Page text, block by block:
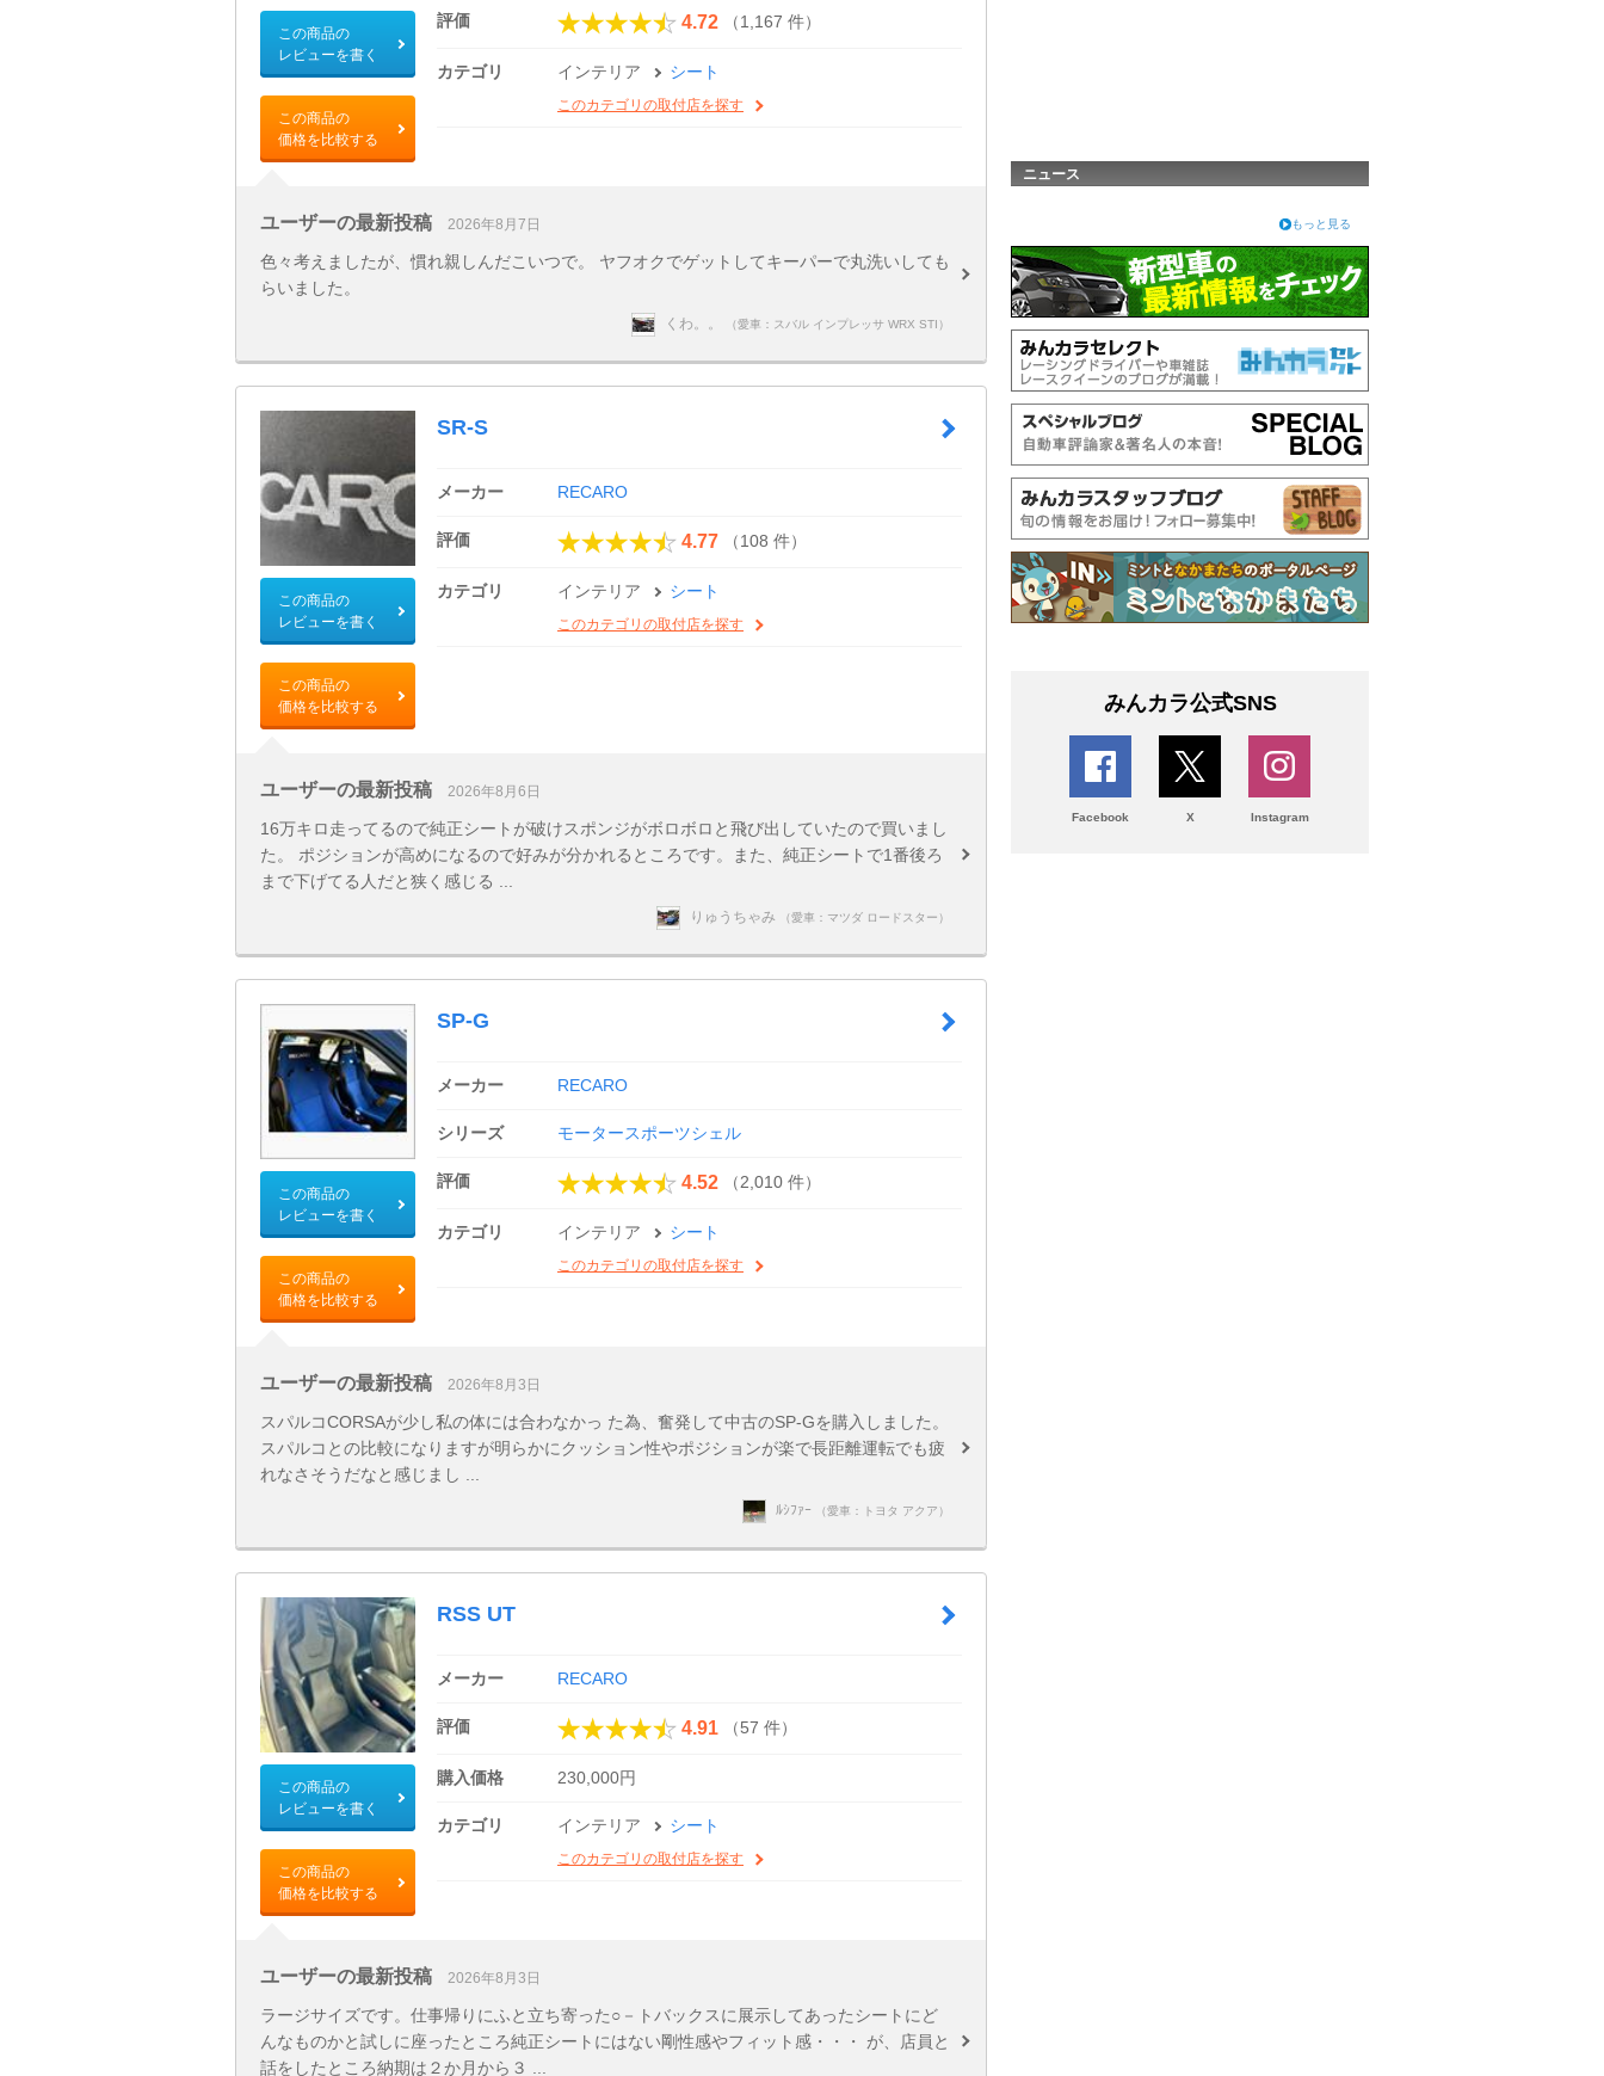
この商品の
レビューを書く
この商品の
価格を比較する
評価 4.72 （1,167 件）
カテゴリ インテリア シート
このカテゴリの取付店を探す
ユーザーの最新投稿 2026年8月7日
色々考えましたが、慣れ親しんだこいつで。 ヤフオクでゲットしてキーパーで丸洗いしても
らいました。
くわ。。 （愛車：スバル インプレッサ WRX STI）
この商品の
レビューを書く
この商品の
価格を比較する
SR-S
メーカー RECARO
評価 4.77 （108 件）
カテゴリ インテリア シート
このカテゴリの取付店を探す
ユーザーの最新投稿 2026年8月6日
16万キロ走ってるので純正シートが破けスポンジがボロボロと飛び出していたので買いまし
た。 ポジションが高めになるので好みが分かれるところです。また、純正シートで1番後ろ
まで下げてる人だと狭く感じる ...
りゅうちゃみ （愛車：マツダ ロードスター）
この商品の
レビューを書く
この商品の
価格を比較する
SP-G
メーカー RECARO
シリーズ モータースポーツシェル
評価 4.52 （2,010 件）
カテゴリ インテリア シート
このカテゴリの取付店を探す
ユーザーの最新投稿 2026年8月3日
スパルコCORSAが少し私の体には合わなかっ た為、奮発して中古のSP-Gを購入しました。
スパルコとの比較になりますが明らかにクッション性やポジションが楽で長距離運転でも疲
れなさそうだなと感じまし ...
ﾙｼﾌｧｰ （愛車：トヨタ アクア）
この商品の
レビューを書く
この商品の
価格を比較する
RSS UT
メーカー RECARO
評価 4.91 （57 件）
購入価格 230,000円
カテゴリ インテリア シート
このカテゴリの取付店を探す
ユーザーの最新投稿 2026年8月3日
ラージサイズです。仕事帰りにふと立ち寄った○－トバックスに展示してあったシートにど
んなものかと試しに座ったところ純正シートにはない剛性感やフィット感・・・ が、店員と
話をしたところ納期は２か月から３ ...
ニュース
もっと見る
みんカラ公式SNS
Facebook X Instagram